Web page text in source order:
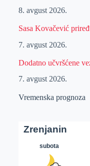
8. avgust 2026.
Sasa Kovačević
7. avgust 2026.
Dodatno učvršćene
7. avgust 2026.
Vremenska prognoza